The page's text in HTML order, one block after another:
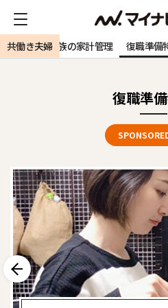
共働き夫婦家族の家計管理 復職準備
復職準
前へ